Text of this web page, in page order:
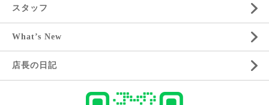
スタッフ
What’s New
店長の日記